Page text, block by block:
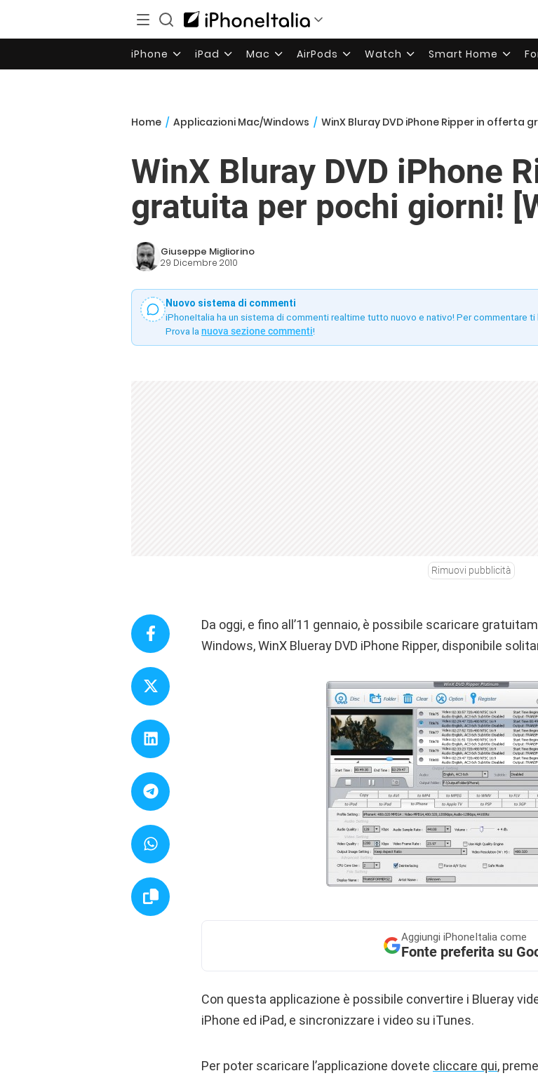
iPhone iPad Mac AirPods Watch Smart Home
Home / Applicazioni Mac/Windows / WinX Bluray DVD iPhone Ripper in offerta
WinX Bluray DVD iPhone
gratuita per pochi giorni!
Giuseppe Migliorino
29 Dicembre 2010
Nuovo sistema di commenti
iPhoneItalia ha un sistema di commenti realtime tutto nuovo e nativo! Per commentare
Prova la nuova sezione commenti!
Rimuovi pubblicità
Da oggi, e fino all’11 gennaio, è possibile scaricare
Windows, WinX Blueray DVD iPhone Ripper, disponibile
Aggiungi iPhoneItalia come
Fonte preferita su
Con questa applicazione è possibile convertire i Blueray
iPhone ed iPad, e sincronizzare i video su iTunes.
Per poter scaricare l’applicazione dovete cliccare qui,